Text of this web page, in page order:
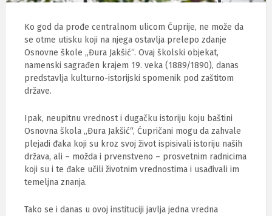
Ko god da prođe centralnom ulicom Ćuprije, ne može da
se otme utisku koji na njega ostavlja prelepo zdanje
Osnovne škole „Đura Jakšić“. Ovaj školski objekat,
namenski sagrađen krajem 19. veka (1889/1890), danas
predstavlja kulturno-istorijski spomenik pod zaštitom
države.
Ipak, neupitnu vrednost i dugačku istoriju koju baštini
Osnovna škola „Đura Jakšić“, Ćupričani mogu da zahvale
plejadi đaka koji su kroz svoj život ispisivali istoriju naših
država, ali – možda i prvenstveno – prosvetnim radnicima
koji su i te đake učili životnim vrednostima i usađivali im
temeljna znanja.
Tako se i danas u ovoj instituciji javlja jedna vredna